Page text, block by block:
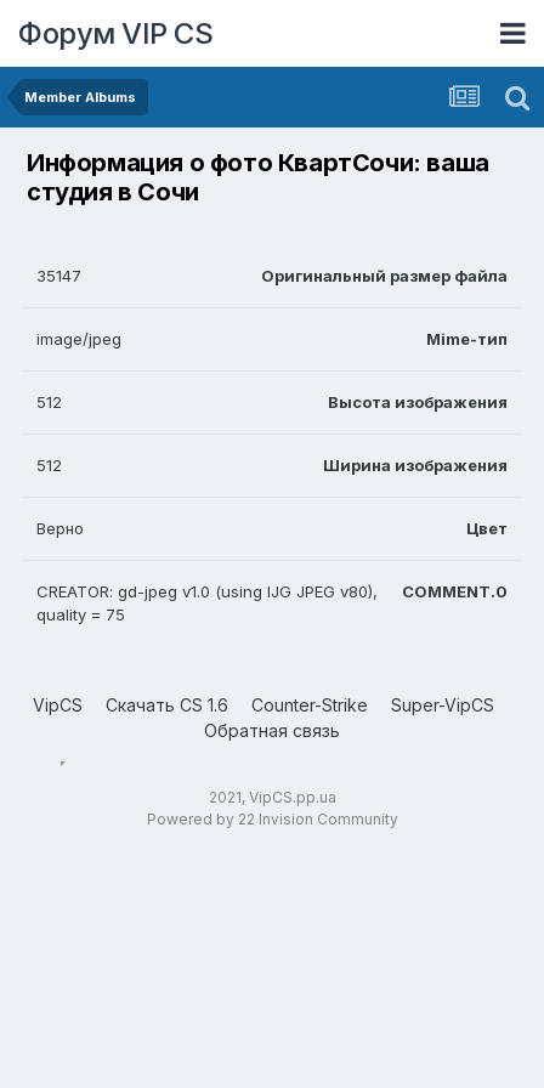
Форум VIP CS
Member Albums
Информация о фото КвартСочи: ваша
студия в Сочи
Оригинальный размер файла
35147
Mime-тип
image/jpeg
Высота изображения
512
Ширина изображения
512
Цвет
Верно
COMMENT.0
CREATOR: gd-jpeg v1.0 (using IJG JPEG v80),
quality = 75
VipCS Скачать CS 1.6 Counter-Strike
Super-VipCS
Обратная связь
2021, VipCS.pp.ua
Powered by 22 Invision Community